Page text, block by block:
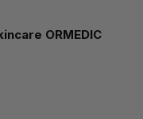
ORMEDIC